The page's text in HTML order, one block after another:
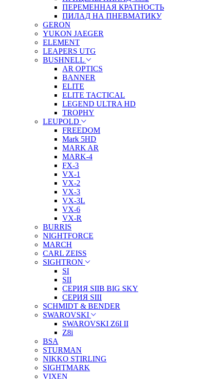
ПЕРЕМЕННАЯ КРАТНОСТЬ
ПИЛАД НА ПНЕВМАТИКУ
GERON
YUKON JAEGER
ELEMENT
LEAPERS UTG
BUSHNELL
AR OPTICS
BANNER
ELITE
ELITE TACTICAL
LEGEND ULTRA HD
TROPHY
LEUPOLD
FREEDOM
Mark 5HD
MARK AR
MARK-4
FX-3
VX-1
VX-2
VX-3
VX-3L
VX-6
VX-R
BURRIS
NIGHTFORCE
MARCH
CARL ZEISS
SIGHTRON
SI
SII
СЕРИЯ SIIB BIG SKY
СЕРИЯ SIII
SCHMIDT & BENDER
SWAROVSKI
SWAROVSKI Z6I II
Z8i
BSA
STURMAN
NIKKO STIRLING
SIGHTMARK
VIXEN